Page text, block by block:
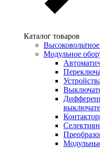
Каталог товаров
Модульное